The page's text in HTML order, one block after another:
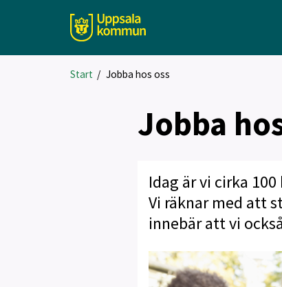
Start / Jobba hos oss
Jobba
Idag är vi cirka
Vi räknar med att
innebär att vi